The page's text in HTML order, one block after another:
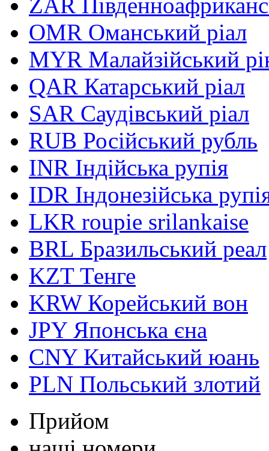
OMR Оманський ріал
MYR Малайзійський
QAR Катарський ріал
SAR Саудівський ріал
RUB Російський рубль
INR Індійська рупія
IDR Індонезійська
LKR roupie srilankaise
BRL Бразильський реал
KZT Тенге
KRW Корейський вон
JPY Японська єна
CNY Китайський юань
PLN Польський злотий
Прийом